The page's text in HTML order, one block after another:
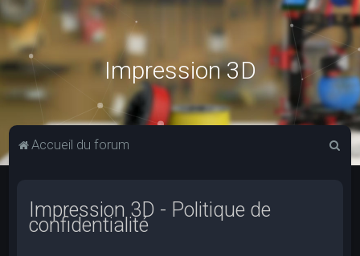
Impression 3D
Accueil du forum
Impression 3D - Politique de
confidentialité